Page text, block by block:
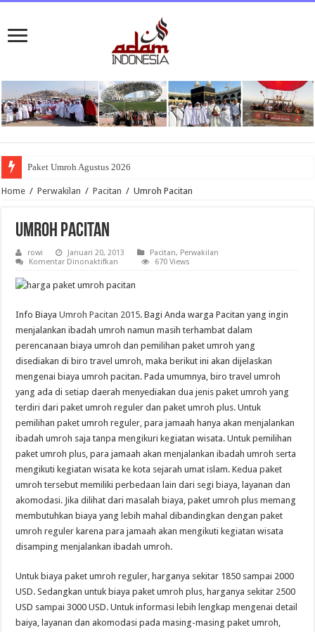
Paket Umroh Agustus 2026
Home / Perwakilan / Pacitan / Umroh Pacitan
Umroh Pacitan
rowi Januari 20, 2013 Pacitan, Perwakilan
Komentar Dinonaktifkan
Pacitan
670 Views
Info BiayaUmroh Pacitan 2015. Bagi Anda warga Pacitan yang ingin
menjalankan ibadah umroh namun masih terhambat dalam
perencanaan biaya umroh dan pemilihan paket umroh yang
disediakan di biro travel umroh, maka berikut ini akan dijelaskan
mengenai biaya umroh pacitan. Pada umumnya, biro travel umroh
yang ada di setiap daerah menyediakan dua jenis paket umroh yang
terdiri dari paket umroh reguler dan paket umroh plus. Untuk
pemilihan paket umroh reguler, para jamaah hanya akan menjalankan
ibadah umroh saja tanpa mengikuri kegiatan wisata. Untuk pemilihan
paket umroh plus, para jamaah akan menjalankan ibadah umroh serta
mengikuti kegiatan wisata ke kota sejarah umat islam. Kedua paket
umroh tersebut memiliki perbedaan lain dari segi biaya, layanan dan
akomodasi. Jika dilihat dari masalah biaya, paket umroh plus memang
membutuhkan biaya yang lebih mahal dibandingkan dengan paket
umroh reguler karena para jamaah akan mengikuti kegiatan wisata
disamping menjalankan ibadah umroh.
Untuk biaya paket umroh reguler, harganya sekitar 1850 sampai 2000
USD. Sedangkan untuk biaya paket umroh plus, harganya sekitar 2500
USD sampai 3000 USD. Untuk informasi lebih lengkap mengenai detail
baiya, layanan dan akomodasi pada masing-masing paket umroh,